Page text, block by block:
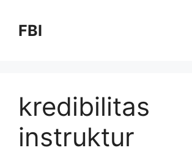
FBI
kredibilitas
instruktur